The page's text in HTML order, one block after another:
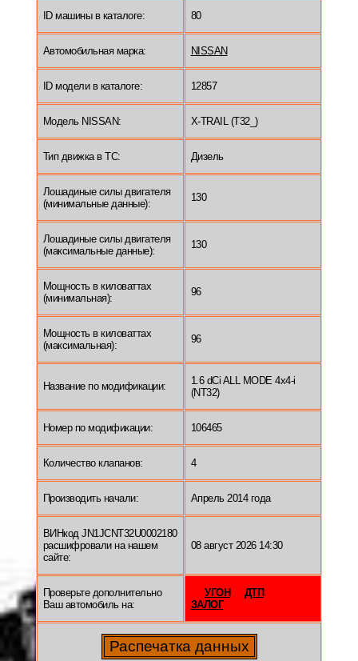
ID машины в каталоге: 80
Автомобильная марка: NISSAN
ID модели в каталоге: 12857
Модель NISSAN: X-TRAIL (T32_)
Тип движка в ТС: Дизель
Лошадиные силы двигателя
(минимальные данные):
130
Лошадиные силы двигателя
(максимальные данные):
130
Мощность в киловаттах
(минимальная):
96
Мощность в киловаттах
(максимальная):
96
Название по модификации:
1.6 dCi ALL MODE 4x4-i
(NT32)
Номер по модификации: 106465
Количество клапанов: 4
Производить начали: Апрель 2014 года
ВИНкод JN1JCNT32U0002180
расшифровали на нашем
сайте:
08 август 2026 14:30
Проверьте дополнительно
Ваш автомобиль на:
УГОН
ДТП
ЗАЛОГ